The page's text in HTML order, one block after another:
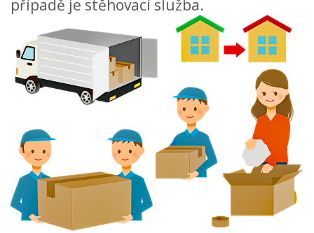
případě je stěhovací služba.